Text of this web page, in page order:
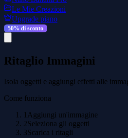
Le Mie Creazioni
Upgrade piano
50% di sconto
Ritaglio Immagini
Isola oggetti e aggiungi effetti alle
Come funziona
1 Aggiungi un'immagine
2Seleziona gli oggetti
3Scarica i ritagli